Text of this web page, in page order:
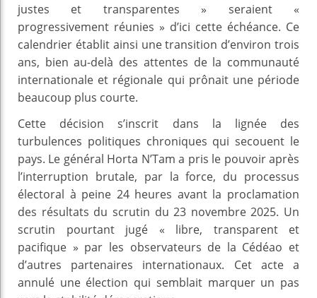
justes et transparentes » seraient «
progressivement réunies » d’ici cette échéance. Ce
calendrier établit ainsi une transition d’environ trois
ans, bien au-delà des attentes de la communauté
internationale et régionale qui prônait une période
beaucoup plus courte.
Cette décision s’inscrit dans la lignée des
turbulences politiques chroniques qui secouent le
pays. Le général Horta N’Tam a pris le pouvoir après
l’interruption brutale, par la force, du processus
électoral à peine 24 heures avant la proclamation
des résultats du scrutin du 23 novembre 2025. Un
scrutin pourtant jugé « libre, transparent et
pacifique » par les observateurs de la Cédéao et
d’autres partenaires internationaux. Cet acte a
annulé une élection qui semblait marquer un pas